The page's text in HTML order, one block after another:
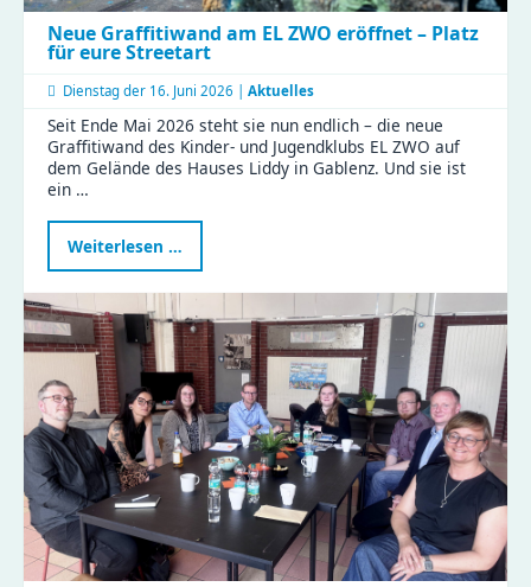
Neue Graffitiwand am EL ZWO eröffnet – Platz
für eure Streetart
Dienstag der 16. Juni 2026 | Aktuelles
Seit Ende Mai 2026 steht sie nun endlich – die neue
Graffitiwand des Kinder- und Jugendklubs EL ZWO auf
dem Gelände des Hauses Liddy in Gablenz. Und sie ist
ein …
Weiterlesen …
Graffitiwand
am
ZWO
eröffnet
–
Platz
für
eure
Streetart